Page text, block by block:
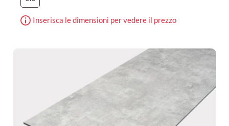
Inserisca le dimensioni per vedere il prezzo